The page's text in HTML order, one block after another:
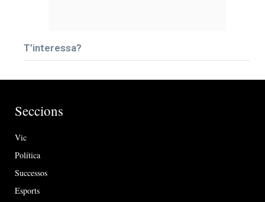
T’interessa?
Seccions
Vic
Política
Successos
Esports